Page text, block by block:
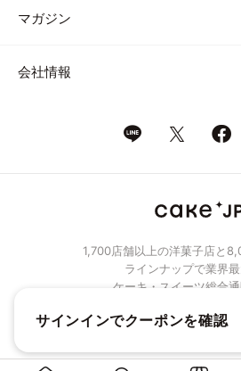
マガジン
会社情報
1,700店舗以上の洋菓子店と
ラインナップで業界
ケーキ・スイーツ総合
© Cake.jp Co.,
サインインでクーポンを確認